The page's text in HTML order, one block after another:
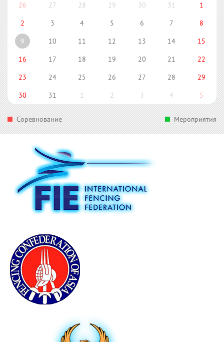
26 27 28 29 30 31
1
2
3 4 5 6 7
8
9
10 11 12 13 14
15
16
17 18 19 20 21
22
23
24 25 26 27 28
29
30
31 1 2 3 4 5
Соревнование Мероприятия